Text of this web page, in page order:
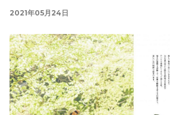
2021年05月24日